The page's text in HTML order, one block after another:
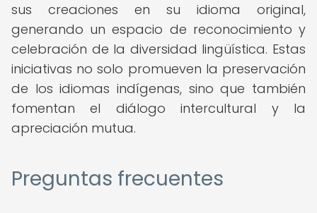
sus creaciones en su idioma original,
generando un espacio de reconocimiento y
celebración de la diversidad lingüística. Estas
iniciativas no solo promueven la preservación
de los idiomas indígenas, sino que también
fomentan el diálogo intercultural y la
apreciación mutua.
Preguntas frecuentes